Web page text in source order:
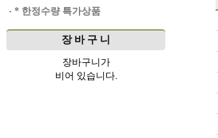
· * 한정수량 특가상품
장 바 구 니
장바구니가
비어 있습니다.